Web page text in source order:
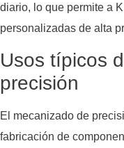
diario, lo que permite a
personalizadas de alta
Usos típicos
precisión
El mecanizado de
fabricación de